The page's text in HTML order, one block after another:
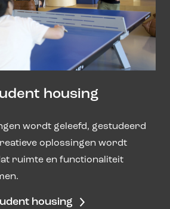
housing
wordt geleefd, gestudeerd
oplossingen wordt
ruimte en functionaliteit
housing